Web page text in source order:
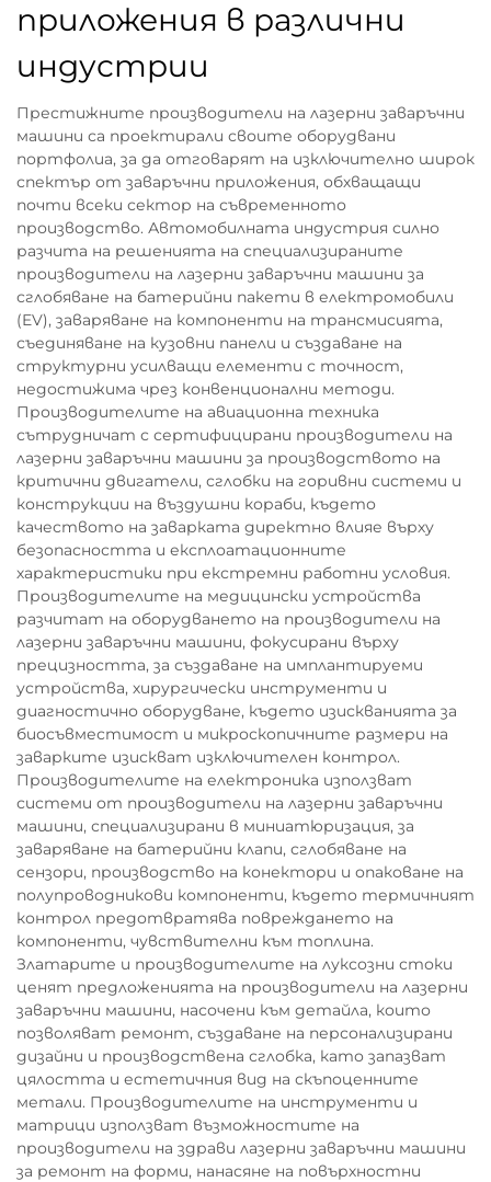
приложения в различни
индустрии
Престижните производители на лазерни заваръчни
машини са проектирали своите оборудвани
портфолиа, за да отговарят на изключително широк
спектър от заваръчни приложения, обхващащи
почти всеки сектор на съвременното
производство. Автомобилната индустрия силно
разчита на решенията на специализираните
производители на лазерни заваръчни машини за
сглобяване на батерийни пакети в електромобили
(EV), заваряване на компоненти на трансмисията,
съединяване на кузовни панели и създаване на
структурни усилващи елементи с точност,
недостижима чрез конвенционални методи.
Производителите на авиационна техника
сътрудничат с сертифицирани производители на
лазерни заваръчни машини за производството на
критични двигатели, сглобки на горивни системи и
конструкции на въздушни кораби, където
качеството на заварката директно влияе върху
безопасността и експлоатационните
характеристики при екстремни работни условия.
Производителите на медицински устройства
разчитат на оборудването на производители на
лазерни заваръчни машини, фокусирани върху
прецизността, за създаване на имплантируеми
устройства, хирургически инструменти и
диагностично оборудване, където изискванията за
биосъвместимост и микроскопичните размери на
заварките изискват изключителен контрол.
Производителите на електроника използват
системи от производители на лазерни заваръчни
машини, специализирани в миниатюризация, за
заваряване на батерийни клапи, сглобяване на
сензори, производство на конектори и опаковане на
полупроводникови компоненти, където термичният
контрол предотвратява повреждането на
компоненти, чувствителни към топлина.
Златарите и производителите на луксозни стоки
ценят предложенията на производители на лазерни
заваръчни машини, насочени към детайла, които
позволяват ремонт, създаване на персонализирани
дизайни и производствена сглобка, като запазват
цялостта и естетичния вид на скъпоценните
метали. Производителите на инструменти и
матрици използват възможностите на
производители на здрави лазерни заваръчни машини
за ремонт на форми, нанасяне на повърхностни